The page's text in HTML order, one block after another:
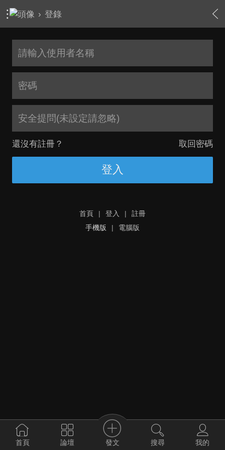
› 登錄
安全提問(未設定請忽略)
還沒有註冊？ 取回密碼
登入
首頁 | 登入 |
註冊
手機版
| 電腦版
首頁 論壇 發文 搜尋 我的